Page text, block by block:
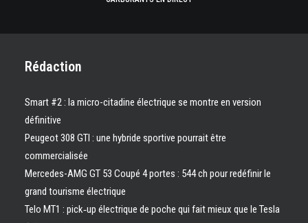
Rédaction
Smart #2 : la micro-citadine électrique se montre en version
définitive
Peugeot 308 GTI : une hybride sportive pourrait être
commercialisée
Mercedes-AMG GT 53 Coupé 4 portes : 544 ch pour redéfinir le
grand tourisme électrique
Telo MT1 : pick‑up électrique de poche qui fait mieux que le Tesla